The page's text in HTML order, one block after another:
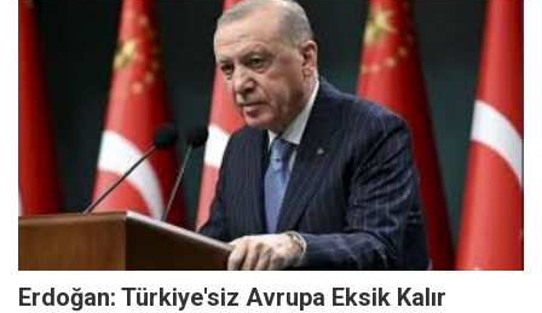
Erdoğan: Türkiye'siz Avrupa Eksik Kalır